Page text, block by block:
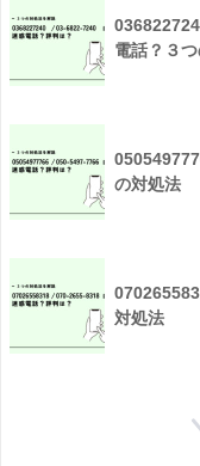
電話？３
の対処法
対処法